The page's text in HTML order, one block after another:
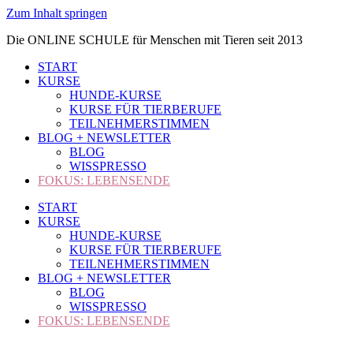
Zum Inhalt springen
Die ONLINE SCHULE für Menschen mit Tieren seit 2013
START
KURSE
HUNDE-KURSE
KURSE FÜR TIERBERUFE
TEILNEHMERSTIMMEN
BLOG + NEWSLETTER
BLOG
WISSPRESSO
FOKUS: LEBENSENDE
START
KURSE
HUNDE-KURSE
KURSE FÜR TIERBERUFE
TEILNEHMERSTIMMEN
BLOG + NEWSLETTER
BLOG
WISSPRESSO
FOKUS: LEBENSENDE